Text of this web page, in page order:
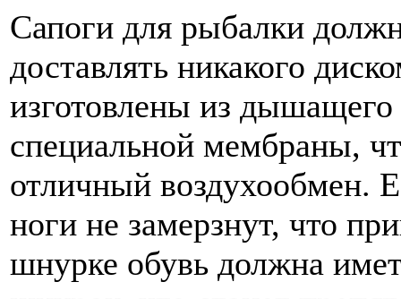
Сапоги для рыбалки
доставлять никакого
изготовлены из
специальной мембраны,
отличный воздухообмен.
ноги не замерзнут, что
шнурке обувь должна